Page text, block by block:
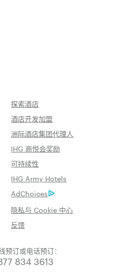
探索酒店
酒店开发加盟
洲际酒店集团代理人
IHG 商悦会奖励
可持续性
IHG Army Hotels
AdChoices
隐私与 Cookie 中心
反馈
预订或电话预订：
834 3613